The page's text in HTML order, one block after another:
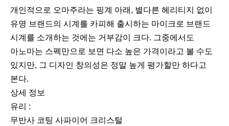
개인적으로 오마주라는 핑계 아래, 별다른 헤리티지 없이
유명 브랜드의 시계를 카피해 출시하는 마이크로 브랜드
시계를 소개하는 것에는 거부감이 크다. 그중에서도
아노마는 스펙만으로 보면 다소 높은 가격이라고 볼 수도
있지만, 그 디자인 창의성은 정말 높게 평가할만 하다고
본다.
상세 정보
유리 :
무반사 코팅 사파이어 크리스털